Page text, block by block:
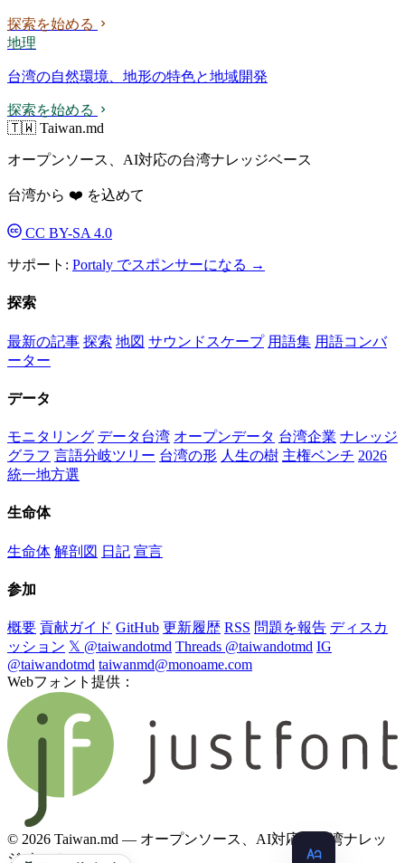
探索を始める
地理
台湾の自然環境、地形の特色と地域開発
探索を始める
🇹🇼 Taiwan.md
オープンソース、AI対応の台湾ナレッジベース
台湾から ❤️ を込めて
CC BY-SA 4.0
サポート: Portaly でスポンサーになる →
探索
最新の記事 探索 地図 サウンドスケープ 用語集 用語コンバ
ーター
データ
モニタリング データ台湾 オープンデータ 台湾企業 ナレッジ
グラフ 言語分岐ツリー 台湾の形 人生の樹 主権ベンチ 2026
統一地方選
生命体
生命体 解剖図 日記 宣言
参加
概要 貢献ガイド GitHub 更新履歴 RSS 問題を報告 ディスカ
ッション 𝕏 @taiwandotmd Threads @taiwandotmd IG
@taiwandotmd taiwanmd@monoame.com
Webフォント提供：
© 2026 Taiwan.md — オープンソース、AI対応の台湾ナレッ
ジベース